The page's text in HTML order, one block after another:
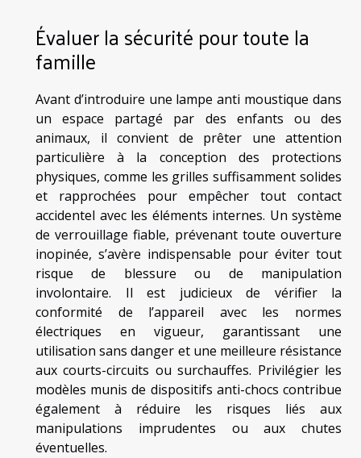
Évaluer la sécurité pour toute la
famille
Avant d’introduire une lampe anti moustique dans
un espace partagé par des enfants ou des
animaux, il convient de prêter une attention
particulière à la conception des protections
physiques, comme les grilles suffisamment solides
et rapprochées pour empêcher tout contact
accidentel avec les éléments internes. Un système
de verrouillage fiable, prévenant toute ouverture
inopinée, s’avère indispensable pour éviter tout
risque de blessure ou de manipulation
involontaire. Il est judicieux de vérifier la
conformité de l’appareil avec les normes
électriques en vigueur, garantissant une
utilisation sans danger et une meilleure résistance
aux courts-circuits ou surchauffes. Privilégier les
modèles munis de dispositifs anti-chocs contribue
également à réduire les risques liés aux
manipulations imprudentes ou aux chutes
éventuelles.